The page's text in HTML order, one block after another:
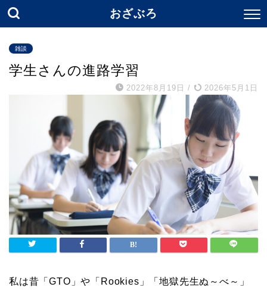
おざぶろ
雑談
学生さんの進路学習
2022年8月19日 / 2026年5月1日
私は昔「GTO」や「Rookies」「地獄先生ぬ～べ～」